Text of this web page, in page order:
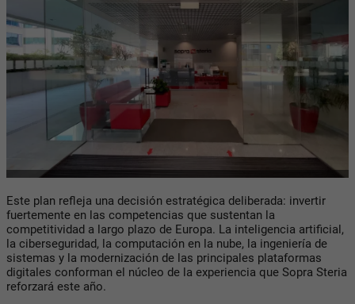
Este plan refleja una decisión estratégica deliberada: invertir
fuertemente en las competencias que sustentan la
competitividad a largo plazo de Europa. La inteligencia artificial,
la ciberseguridad, la computación en la nube, la ingeniería de
sistemas y la modernización de las principales plataformas
digitales conforman el núcleo de la experiencia que Sopra Steria
reforzará este año.